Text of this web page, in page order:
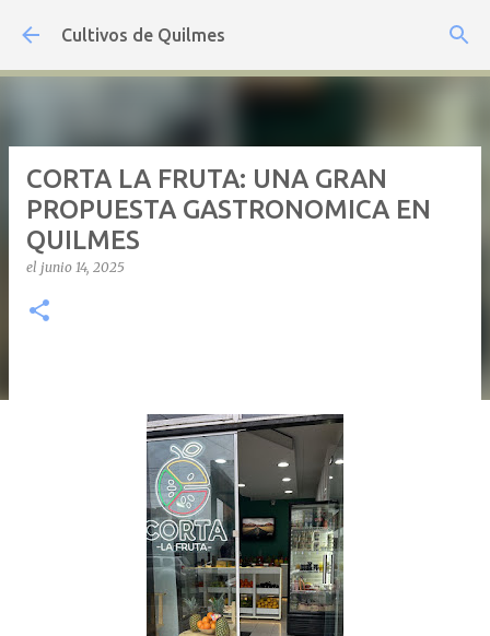
Ir al contenido principal
Cultivos de Quilmes
CORTA LA FRUTA: UNA GRAN
PROPUESTA GASTRONOMICA EN
QUILMES
el junio 14, 2025